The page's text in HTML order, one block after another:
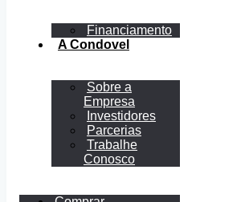
Financiamento
A Condovel
Sobre a
Empresa
Investidores
Parcerias
Trabalhe
Conosco